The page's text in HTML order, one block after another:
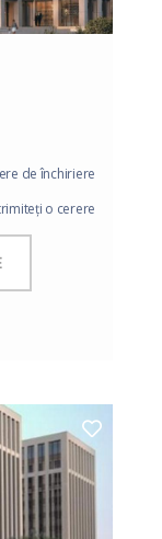
de închiriere
o cerere